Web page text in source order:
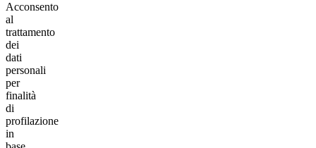
Acconsento
al
trattamento
dei
dati
personali
per
finalità
di
profilazione
in